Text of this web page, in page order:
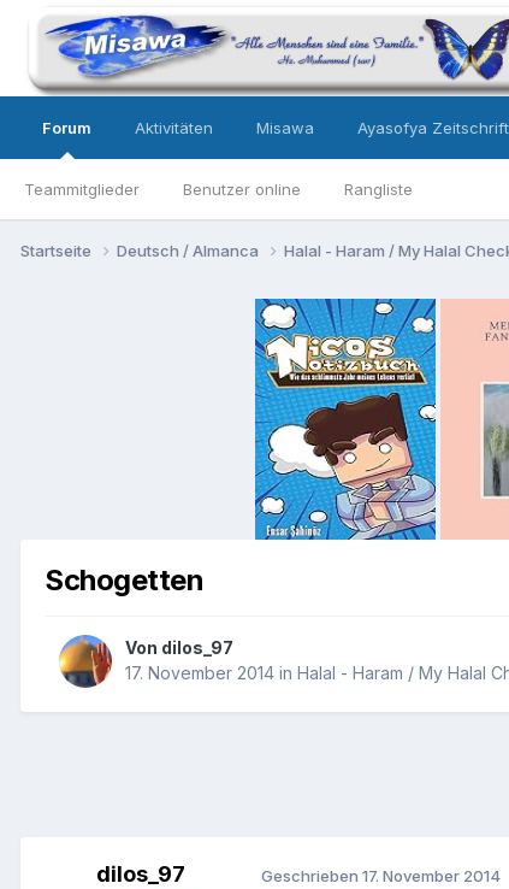
Forum
Teammitglieder Benutzer online Rangliste
Aktivitäten Misawa Ayasofya Zeitschrift
Startseite Deutsch / Almanca Halal - Haram / My Halal
Schogetten
Von dilos_97
17. November 2014 in Halal - Haram / My Halal
dilos_97 Geschrieben 17. November 2014